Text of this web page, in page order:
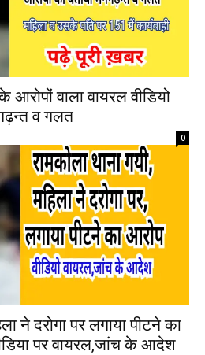
आरोपों वाला वायरल वीडियो
व गलत
0
ने दरोगा पर लगाया पीटने का
पर वायरल,जांच के आदेश